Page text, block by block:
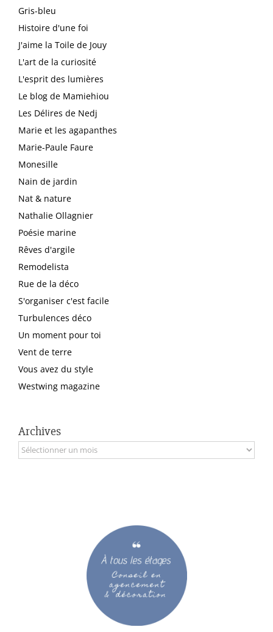
Gris-bleu
Histoire d'une foi
J'aime la Toile de Jouy
L'art de la curiosité
L'esprit des lumières
Le blog de Mamiehiou
Les Délires de Nedj
Marie et les agapanthes
Marie-Paule Faure
Monesille
Nain de jardin
Nat & nature
Nathalie Ollagnier
Poésie marine
Rêves d'argile
Remodelista
Rue de la déco
S'organiser c'est facile
Turbulences déco
Un moment pour toi
Vent de terre
Vous avez du style
Westwing magazine
Archives
Archives